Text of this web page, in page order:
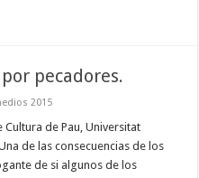
pecadores.
2015
Cultura de Pau, Universitat
de las consecuencias de los
de si algunos de los